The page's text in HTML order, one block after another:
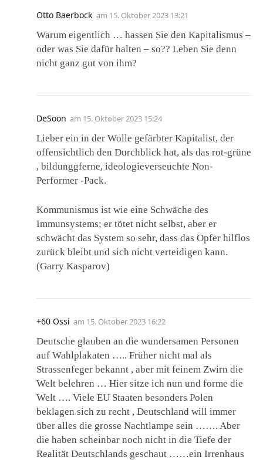
Otto Baerbock am 15. Oktober 2023 13:21
Warum eigentlich … hassen Sie den Kapitalismus –
oder was Sie dafür halten – so?? Leben Sie denn
nicht ganz gut von ihm?
DeSoon am 15. Oktober 2023 15:24
Lieber ein in der Wolle gefärbter Kapitalist, der
offensichtlich den Durchblick hat, als das rot-grüne
, bildunggferne, ideologieverseuchte Non-
Performer -Pack.
Kommunismus ist wie eine Schwäche des
Immunsystems; er tötet nicht selbst, aber er
schwächt das System so sehr, dass das Opfer hilflos
zurück bleibt und sich nicht verteidigen kann.
(Garry Kasparov)
+60 Ossi am 15. Oktober 2023 16:22
Deutsche glauben an die wundersamen Personen
auf Wahlplakaten ….. Früher nicht mal als
Strassenfeger bekannt , aber mit feinem Zwirn die
Welt belehren … Hier sitze ich nun und forme die
Welt …. Viele EU Staaten besonders Polen
beklagen sich zu recht , Deutschland will immer
über alles die grosse Nachtlampe sein ……. Aber
die haben scheinbar noch nicht in die Tiefe der
Realität Deutschlands geschaut ……ein Irrenhaus